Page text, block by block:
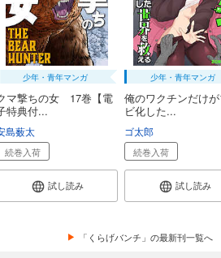
少年・青年マンガ
マ撃ちの女 17巻【電
特典付...
島薮太
続巻入荷
試し読み
少年・青年マンガ
俺のワクチンだけ
ビ化した...
ゴ太郎
続巻入荷
試し読み
「くらげバンチ」の最新刊一覧へ